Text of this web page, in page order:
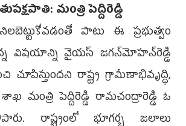
మంత్రి పెద్దిరెడ్డి
పాటు ఈ ప్రభుత్వం
విషయాన్ని వైయ‌స్‌ జగన్‌మోహన్‌రెడ్డి
చూపిస్తుందని రాష్ట్ర గ్రామీణాభివృద్ధి,
మంత్రి పెద్దిరెడ్డి రామచంద్రారెడ్డి ఓ
రాష్ట్రంలో భూగర్భ జలాలు